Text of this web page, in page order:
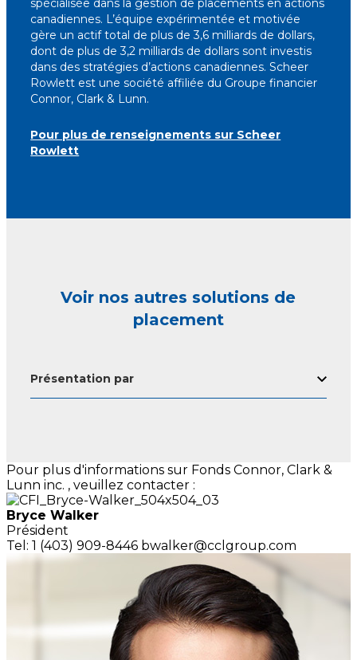
spécialisée dans la gestion de placements en actions
canadiennes. L’équipe expérimentée et motivée
gère un actif total de plus de 3,6 milliards de dollars,
dont de plus de 3,2 milliards de dollars sont investis
dans des stratégies d’actions canadiennes. Scheer
Rowlett est une société affiliée du Groupe financier
Connor, Clark & Lunn.
Pour plus de renseignements sur Scheer
Rowlett
Voir nos autres solutions de
placement
Présentation par
Pour plus d'informations sur Fonds Connor, Clark &
Lunn inc. , veuillez contacter :
Bryce Walker
Président
Tel: 1 (403) 909-8446 bwalker@cclgroup.com